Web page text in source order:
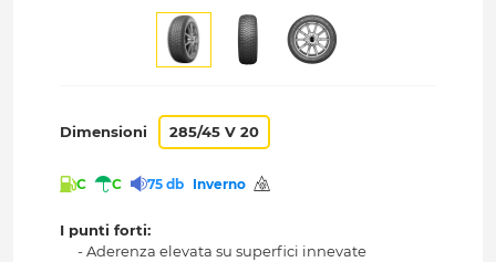
Dimensioni 285/45 V 20
C C 75 db Inverno
I punti forti:
- Aderenza elevata su superfici innevate